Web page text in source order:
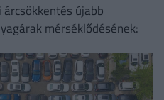
újabb
mérséklődésének: